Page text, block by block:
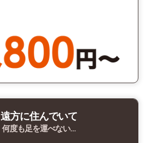
遠方に住んでいて
何度も足を運べない…